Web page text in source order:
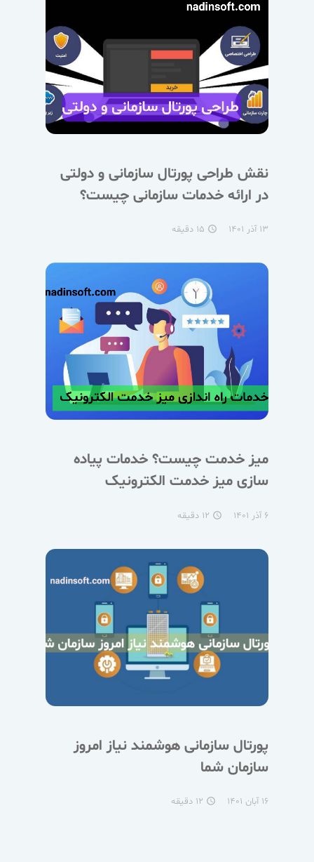
نقش طراحی پورتال سازمانی و دولتی
در ارائه خدمات سازمانی چیست؟
۱۳ آذر ۱۴۰۱ access_time
میز خدمت چیست؟ خدمات پیاده
سازی میز خدمت الکترونیک
۶ آذر ۱۴۰۱ access_time
پورتال سازمانی هوشمند نیاز امروز
سازمان شما
۱۶ آبان ۱۴۰۱ access_time